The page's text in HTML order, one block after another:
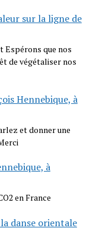
sur la ligne de
que nos
de végétaliser nos
Hennebique, à
et donner une
à
en France
la danse orientale